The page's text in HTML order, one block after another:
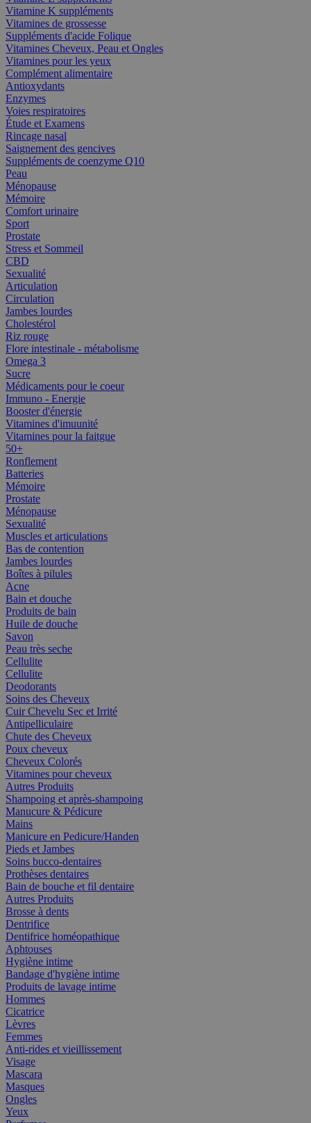
Vitamine K suppléments
Vitamines de grossesse
Suppléments d'acide Folique
Vitamines Cheveux, Peau et Ongles
Vitamines pour les yeux
Complément alimentaire
Antioxydants
Enzymes
Voies respiratoires
Étude et Examens
Rincage nasal
Saignement des gencives
Suppléments de coenzyme Q10
Peau
Ménopause
Mémoire
Comfort urinaire
Sport
Prostate
Stress et Sommeil
CBD
Sexualité
Articulation
Circulation
Jambes lourdes
Cholestérol
Riz rouge
Flore intestinale - métabolisme
Omega 3
Sucre
Médicaments pour le coeur
Immuno - Energie
Booster d'énergie
Vitamines d'imuunité
Vitamines pour la faitgue
50+
Ronflement
Batteries
Mémoire
Prostate
Ménopause
Sexualité
Muscles et articulations
Bas de contention
Jambes lourdes
Boîtes à pilules
Acne
Bain et douche
Produits de bain
Huile de douche
Savon
Peau très seche
Cellulite
Cellulite
Deodorants
Soins des Cheveux
Cuir Chevelu Sec et Irrité
Antipelliculaire
Chute des Cheveux
Poux cheveux
Cheveux Colorés
Vitamines pour cheveux
Autres Produits
Shampoing et après-shampoing
Manucure & Pédicure
Mains
Manicure en Pedicure/Handen
Pieds et Jambes
Soins bucco-dentaires
Prothèses dentaires
Bain de bouche et fil dentaire
Autres Produits
Brosse à dents
Dentrifice
Dentifrice homéopathique
Aphtouses
Hygiène intime
Bandage d'hygiène intime
Produits de lavage intime
Hommes
Cicatrice
Lèvres
Femmes
Anti-rides et vieillissement
Visage
Mascara
Masques
Ongles
Yeux